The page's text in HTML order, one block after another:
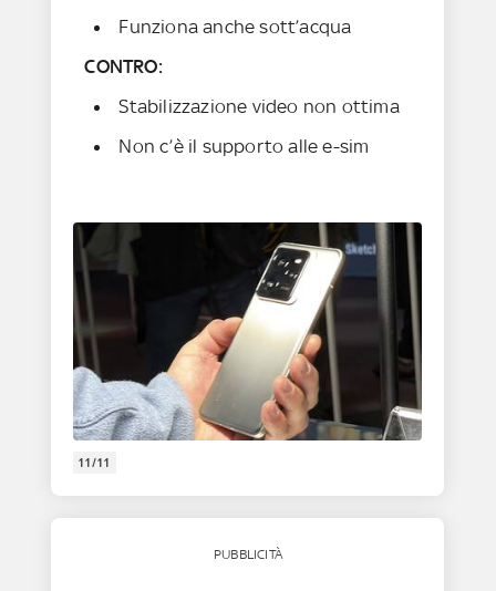
Funziona anche sott’acqua
CONTRO:
Stabilizzazione video non ottima
Non c’è il supporto alle e-sim
11/11
PUBBLICITÀ